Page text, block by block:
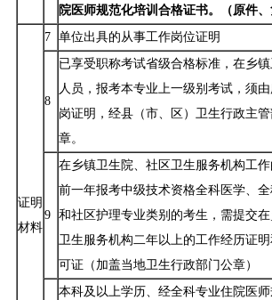
院医师规范化培训合格证书。（原件、
证明
材料
7 单位出具的从事工作岗位证明
8
已享受职称考试省级合格标准，在乡
人员，报考本专业上一级别考试，须
岗证明，经县（市、区）卫生行政主
章。
9
在乡镇卫生院、社区卫生服务机构工
前一年报考中级技术资格全科医学、全
和社区护理专业类别的考生，需提交
卫生服务机构二年以上的工作经历证
可证（加盖当地卫生行政部门公章）
本科及以上学历、经全科专业住院医